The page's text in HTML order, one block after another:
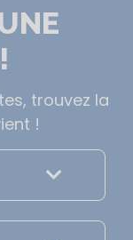
trouvez la
!